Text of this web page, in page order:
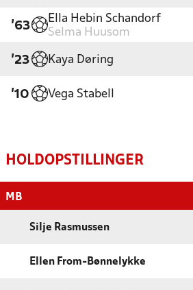
'63
Ella Hebin Schandorf
Selma Huusom
'23 Kaya Døring
'10 Vega Stabell
HOLDOPSTILLINGER
MB
Silje Rasmussen
Ellen From-Bønnelykke